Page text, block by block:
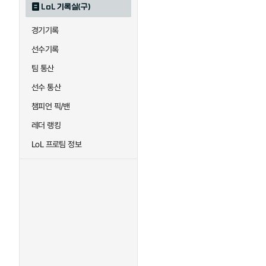
LoL 기록실(구)
경기기록
선수기록
팀 통산
선수 통산
챔피언 픽/밴
레더 랭킹
LoL 프로팀 정보